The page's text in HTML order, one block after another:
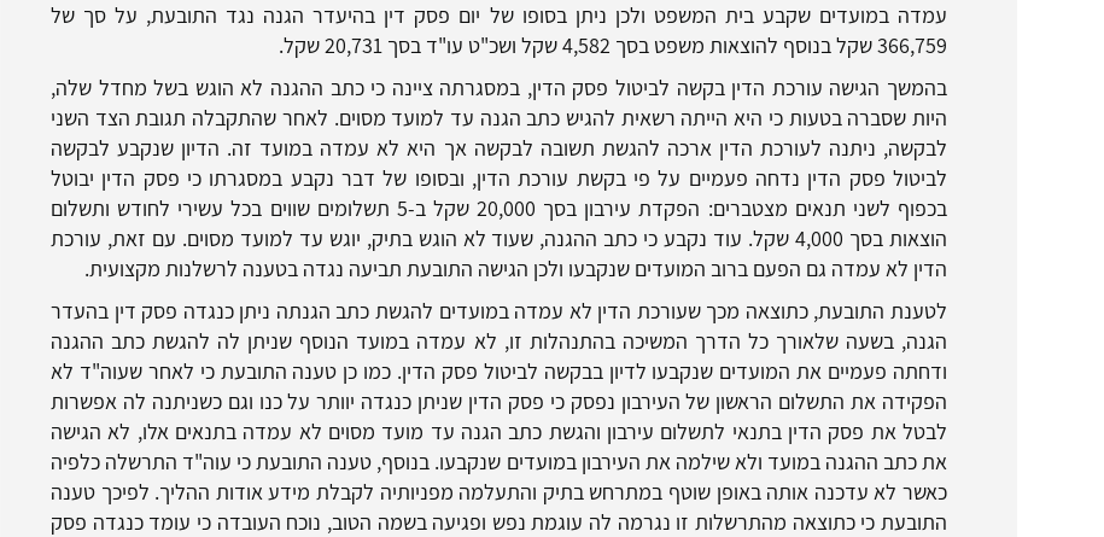
עמדה במועדים שקבע בית המשפט ולכן ניתן בסופו של יום פסק דין בהיעדר הגנה נגד התובעת, על סך של
366,759 שקל בנוסף להוצאות משפט בסך 4,582 שקל ושכ"ט עו"ד בסך 20,731 שקל.
בהמשך הגישה עורכת הדין בקשה לביטול פסק הדין, במסגרתה ציינה כי כתב ההגנה לא הוגש בשל מחדל שלה,
היות שסברה בטעות כי היא הייתה רשאית להגיש כתב הגנה עד למועד מסוים. לאחר שהתקבלה תגובת הצד השני
לבקשה, ניתנה לעורכת הדין ארכה להגשת תשובה לבקשה אך היא לא עמדה במועד זה. הדיון שנקבע לבקשה
לביטול פסק הדין נדחה פעמיים על פי בקשת עורכת הדין, ובסופו של דבר נקבע במסגרתו כי פסק הדין יבוטל
בכפוף לשני תנאים מצטברים: הפקדת עירבון בסך 20,000 שקל ב-5 תשלומים שווים בכל עשירי לחודש ותשלום
הוצאות בסך 4,000 שקל. עוד נקבע כי כתב ההגנה, שעוד לא הוגש בתיק, יוגש עד למועד מסוים. עם זאת, עורכת
הדין לא עמדה גם הפעם ברוב המועדים שנקבעו ולכן הגישה התובעת תביעה נגדה בטענה לרשלנות מקצועית.
לטענת התובעת, כתוצאה מכך שעורכת הדין לא עמדה במועדים להגשת כתב הגנתה ניתן כנגדה פסק דין בהעדר
הגנה, בשעה שלאורך כל הדרך המשיכה בהתנהלות זו, לא עמדה במועד הנוסף שניתן לה להגשת כתב ההגנה
ודחתה פעמיים את המועדים שנקבעו לדיון בבקשה לביטול פסק הדין. כמו כן טענה התובעת כי לאחר שעוה"ד לא
הפקידה את התשלום הראשון של העירבון נפסק כי פסק הדין שניתן כנגדה יוותר על כנו וגם כשניתנה לה אפשרות
לבטל את פסק הדין בתנאי לתשלום עירבון והגשת כתב הגנה עד מועד מסוים לא עמדה בתנאים אלו, לא הגישה
את כתב ההגנה במועד ולא שילמה את העירבון במועדים שנקבעו. בנוסף, טענה התובעת כי עוה"ד התרשלה כלפיה
כאשר לא עדכנה אותה באופן שוטף במתרחש בתיק והתעלמה מפניותיה לקבלת מידע אודות ההליך. לפיכך טענה
התובעת כי כתוצאה מהתרשלות זו נגרמה לה עוגמת נפש ופגיעה בשמה הטוב, נוכח העובדה כי עומד כנגדה פסק